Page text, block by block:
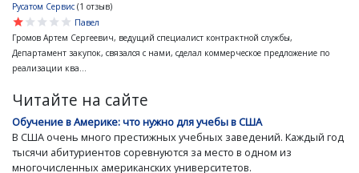
Русатом Сервис (1 отзыв)
star
star
star
star
star
Павел
Громов Артем Сергеевич, ведущий специалист контрактной службы,
Департамент закупок, связался с нами, сделал коммерческое предложение по
реализации ква...
Читайте на сайте
Обучение в Америке: что нужно для учебы в США
В США очень много престижных учебных заведений. Каждый год
тысячи абитуриентов соревнуются за место в одном из
многочисленных американских университетов.